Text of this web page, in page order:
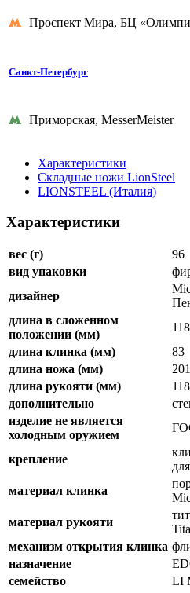
Проспект Мира, БЦ
Санкт-Петербург
Приморская, MesserMeister
Характеристики
Складные ножи LionSteel
LIONSTEEL (Италия)
Характеристики
вес (г)
96
вид упаковки
дизайнер
длина в сложенном
положении (мм)
118
длина клинка (мм)
83
длина ножа (мм)
201
длина рукояти (мм)
118
дополнительно
изделие не является
холодным оружием
крепление
материал клинка
материал рукояти
механизм открытия клинка
назначение
семейство
LI